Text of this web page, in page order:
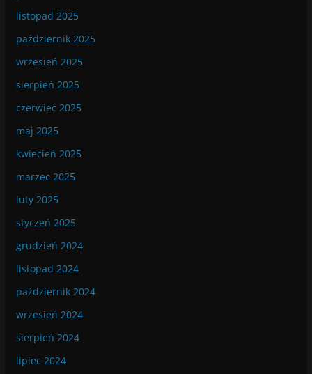
listopad 2025
październik 2025
wrzesień 2025
sierpień 2025
czerwiec 2025
maj 2025
kwiecień 2025
marzec 2025
luty 2025
styczeń 2025
grudzień 2024
listopad 2024
październik 2024
wrzesień 2024
sierpień 2024
lipiec 2024